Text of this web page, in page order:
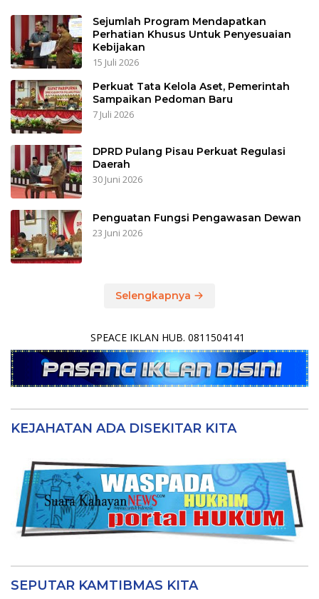
Sejumlah Program Mendapatkan
Perhatian Khusus Untuk Penyesuaian
Kebijakan
15 Juli 2026
Perkuat Tata Kelola Aset, Pemerintah
Sampaikan Pedoman Baru
7 Juli 2026
DPRD Pulang Pisau Perkuat Regulasi
Daerah
30 Juni 2026
Penguatan Fungsi Pengawasan Dewan
23 Juni 2026
Selengkapnya
SPEACE IKLAN HUB. 0811504141
KEJAHATAN ADA DISEKITAR KITA
SEPUTAR KAMTIBMAS KITA